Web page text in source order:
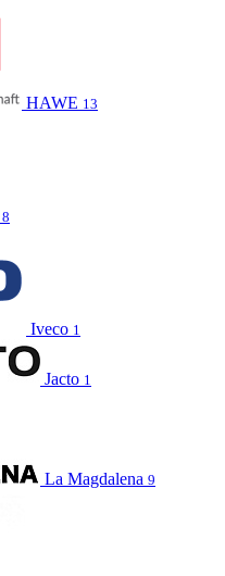
HAWE 13
8
Iveco 1
Jacto 1
La Magdalena 9